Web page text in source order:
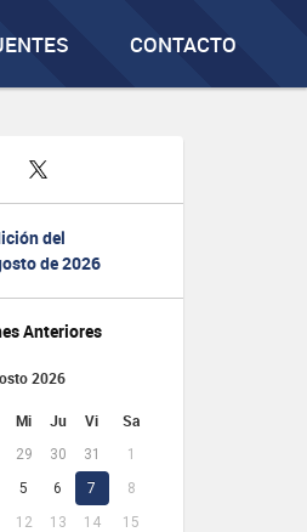
CONTACTO
del
de 2026
Anteriores
2026
Mi Ju Vi Sa
29 30 31
1
5 6 7
8
12 13 14
15